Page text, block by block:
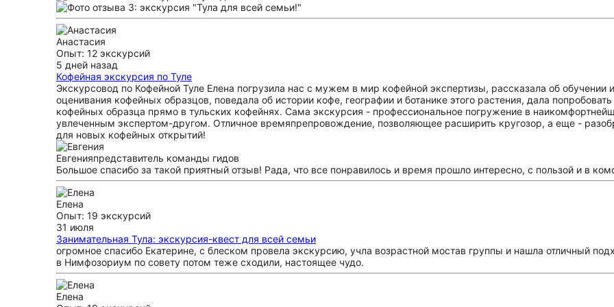
Анастасия
Опыт: 12 экскурсий
5 дней назад
Кофейная экскурсия по Туле
Экскурсовод по Кофейной Туле Елена погрузила нас с мужем в мир кофейной экспертизы, рассказала об обучении
оценивания кофейных образцов, поведала об истории кофе, географии и ботанике этого растения, дала
кофейных образца прямо в тульских кофейнях. Сама экскурсия - профессиональное погружение в
увлеченным экспертом-другом. Отличное времяпрепровождение, позволяющее расширить кругозор, а еще -
для новых кофейных открытий!
Евгенияпредставитель команды гидов
Большое спасибо за такой приятный отзыв! Рада, что все понравилось и время прошло интересно, с пользой и в
Елена
Опыт: 19 экскурсий
31 июля
Занимательная Тула: экскурсия-квест для всей семьи
огромное спасибо Екатерине, с блеском провела экскурсию, учла возрастной мостав группы и нашла отличный
в Нимфозориум по совету потом теже сходили, настоящее чудо.
Елена